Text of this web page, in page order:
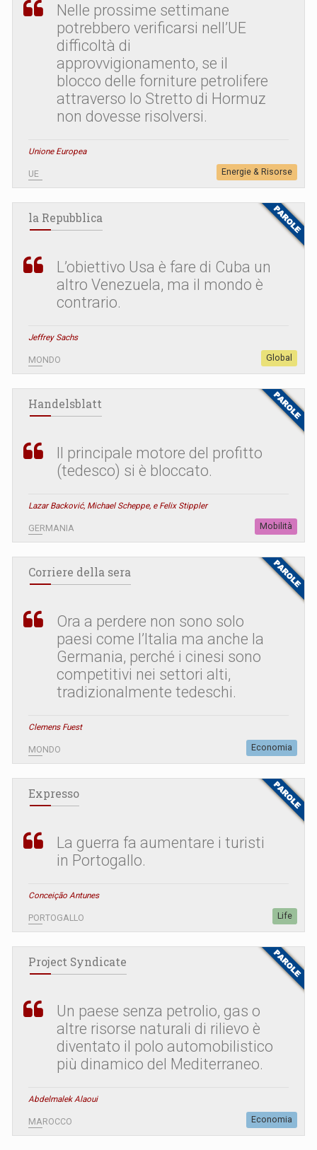
Nelle prossime settimane
potrebbero verificarsi nell’UE
difficoltà di
approvvigionamento, se il
blocco delle forniture petrolifere
attraverso lo Stretto di Hormuz
non dovesse risolversi.
Unione Europea
UE Energie & Risorse
la Repubblica
L’obiettivo Usa è fare di Cuba un
altro Venezuela, ma il mondo è
contrario.
Jeffrey Sachs
MONDO Global
Handelsblatt
Il principale motore del profitto
(tedesco) si è bloccato.
Lazar Backović, Michael Scheppe, e Felix Stippler
GERMANIA Mobilità
Corriere della sera
Ora a perdere non sono solo
paesi come l’Italia ma anche la
Germania, perché i cinesi sono
competitivi nei settori alti,
tradizionalmente tedeschi.
Clemens Fuest
MONDO Economia
Expresso
La guerra fa aumentare i turisti
in Portogallo.
Conceição Antunes
PORTOGALLO Life
Project Syndicate
Un paese senza petrolio, gas o
altre risorse naturali di rilievo è
diventato il polo automobilistico
più dinamico del Mediterraneo.
Abdelmalek Alaoui
MAROCCO Economia